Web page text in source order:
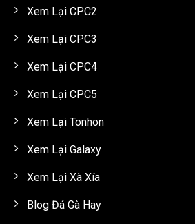
Xem Lại CPC2
Xem Lại CPC3
Xem Lại CPC4
Xem Lại CPC5
Xem Lại Tonhon
Xem Lại Galaxy
Xem Lại Xà Xía
Blog Đá Gà Hay